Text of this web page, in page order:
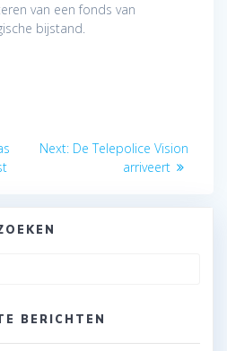
van een fonds van
bijstand.
Next: Next
De Telepolice Vision
arriveert
BERICHTEN